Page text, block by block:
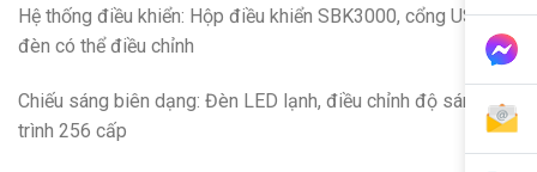
Hệ thống điều khiển: Hộp điều khiển SBK3000, cổng USB,
đèn có thể điều chỉnh
Chiếu sáng biên dạng: Đèn LED lạnh, điều chỉnh độ sáng lập
trình 256 cấp